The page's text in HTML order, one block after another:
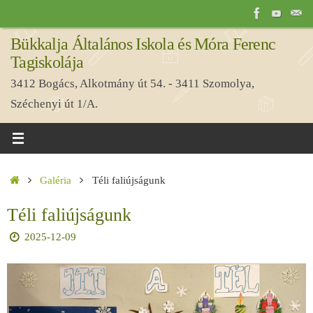
a
tartalomra
Bükkalja Általános Iskola és Móra Ferenc
Tagiskolája
3412 Bogács, Alkotmány út 54. - 3411 Szomolya,
Széchenyi út 1/A.
HomeGaléria Téli faliújságunk
Téli faliújságunk
2025-12-09